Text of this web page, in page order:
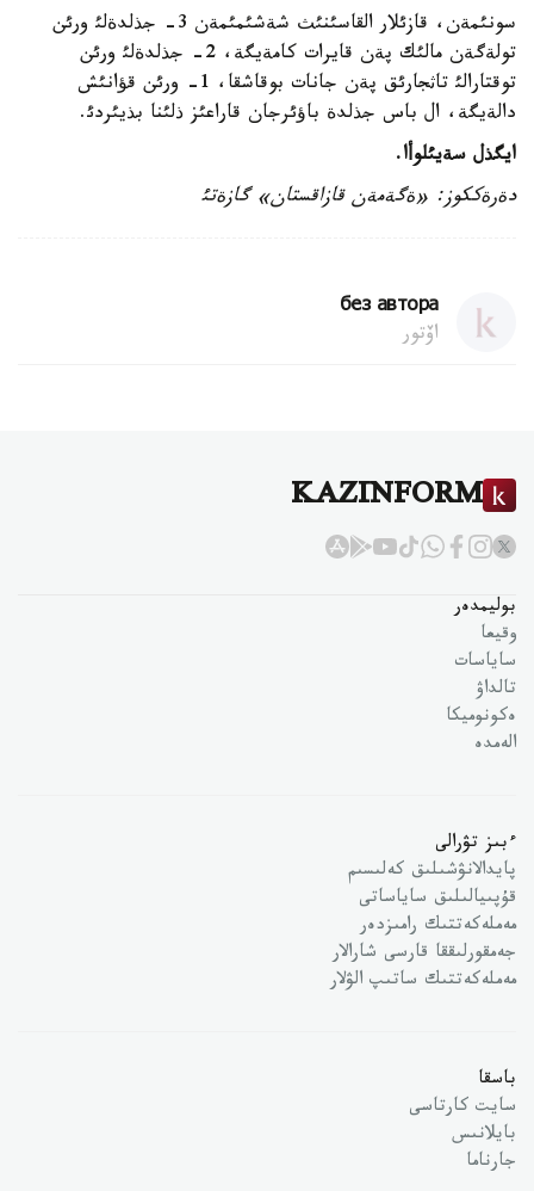
سونئمةن، قازئلار القاسئنئث شةشئمئمةن 3- جذلدةلئ ورئن
تولةگةن مالئك پةن قايرات كامةيگة، 2- جذلدةلئ ورئن
توقتارالئ تاثجارئق پةن جانات بوقاشقا، 1- ورئن قؤانئش
دالةيگة، ال باس جذلدة باؤئرجان قاراعئز ذلئنا بذيئردئ.
ايگذل سةيئلوأا.
دةرةككوز: «ةگةمةن قازاقستان» گازةتئ
без автора
اۆتور
KAZINFORM
بوليمدەر
وقيعا
ساياسات
تالداۋ
ەكونوميكا
الەمدە
ءبىز تۋرالى
پايدالانۋشىلىق كەلىسىم
قۇپىيالىلىق ساياساتى
مەملەكەتتىك رامىزدەر
جەمقورلىققا قارسى شارالار
مەملەكەتتىك ساتىپ الۋلار
باسقا
سايت كارتاسى
بايلانىس
جارناما